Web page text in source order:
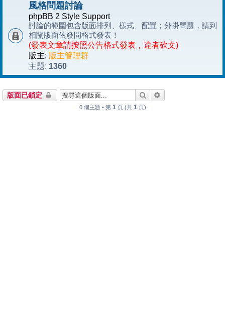
風格問題討論
phpBB 2 Style Support
討論的範圍包含版面排列、樣式、配置；外掛問題，請到
相關版面依發問格式發表！
(發表文章請按照公告格式發表，違者砍文)
版主: 版主管理群
主題: 1360
版面已鎖定 搜尋
0 個主題 • 第 1 頁 (共 1 頁)